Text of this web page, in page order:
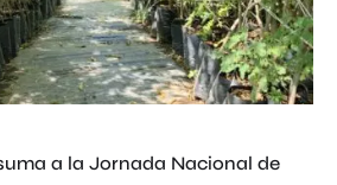
a la Jornada Nacional de